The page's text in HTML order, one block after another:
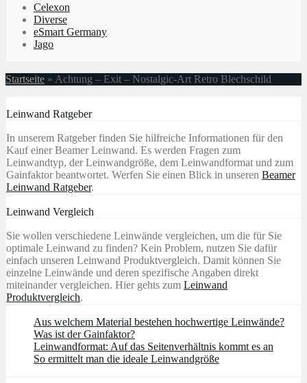
Celexon
Diverse
eSmart Germany
Jago
Startseite » Achtung – Exit – Nostalgic-Art Retro Blechschild
Leinwand Ratgeber
In unserem Ratgeber finden Sie hilfreiche Informationen für den
Kauf einer Beamer Leinwand. Es werden Fragen zum
Leinwandtyp, der Leinwandgröße, dem Leinwandformat und zum
Gainfaktor beantwortet. Werfen Sie einen Blick in unseren Beamer
Leinwand Ratgeber.
Leinwand Vergleich
Sie wollen verschiedene Leinwände vergleichen, um die für Sie
optimale Leinwand zu finden? Kein Problem, nutzen Sie dafür
einfach unseren Leinwand Produktvergleich. Damit können Sie
einzelne Leinwände und deren spezifische Angaben direkt
miteinander vergleichen. Hier gehts zum Leinwand
Produktvergleich.
Aus welchem Material bestehen hochwertige Leinwände?
Was ist der Gainfaktor?
Leinwandformat: Auf das Seitenverhältnis kommt es an
So ermittelt man die ideale Leinwandgröße